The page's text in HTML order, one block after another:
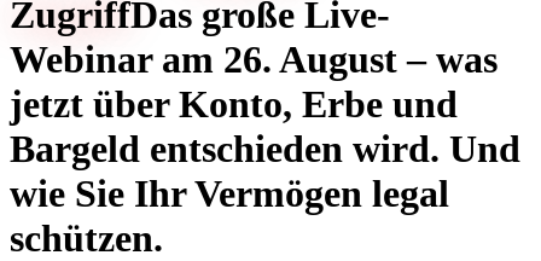
ZugriffDas große Live-
Webinar am 26. August – was
jetzt über Konto, Erbe und
Bargeld entschieden wird. Und
wie Sie Ihr Vermögen legal
schützen.